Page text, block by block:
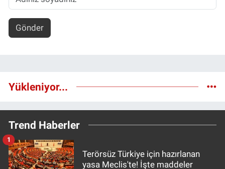
Gönder
Yükleniyor...
Trend Haberler
Terörsüz Türkiye için hazırlanan
yasa Meclis'te! İşte maddeler
1